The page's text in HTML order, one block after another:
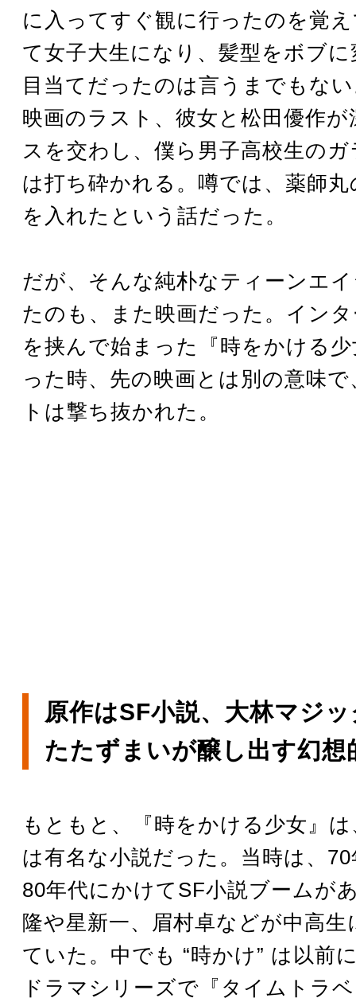
に入ってすぐ観に行ったのを覚
て女子大生になり、髪型をボブ
目当てだったのは言うまでもな
映画のラスト、彼女と松田優作
スを交わし、僕ら男子高校生の
は打ち砕かれる。噂では、薬師
を入れたという話だった。
だが、そんな純朴なティーンエ
たのも、また映画だった。イン
を挟んで始まった『時をかける
った時、先の映画とは別の意味
トは撃ち抜かれた。
原作はSF小説、大林マジ
たたずまいが醸し出す幻想
もともと、『時をかける少女』
は有名な小説だった。当時は、
80年代にかけてSF小説ブームが
隆や星新一、眉村卓などが中高
ていた。中でも “時かけ” は以前
ドラマシリーズで『タイムトラ